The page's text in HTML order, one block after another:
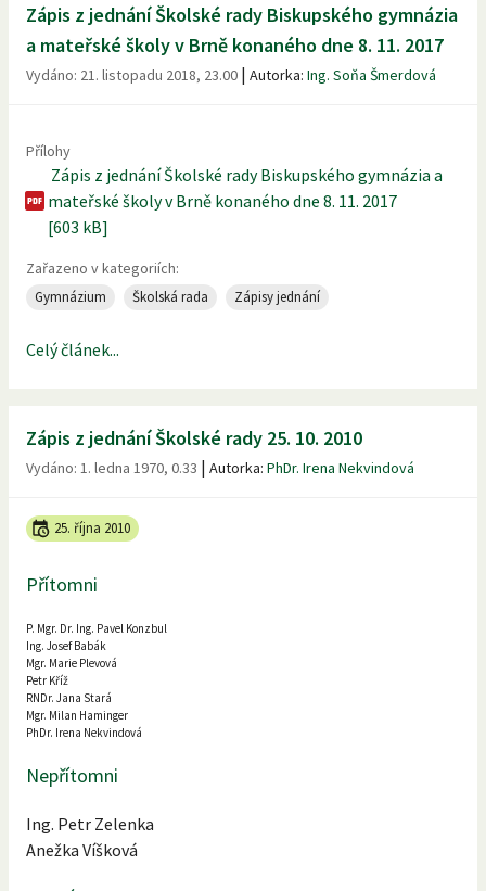
Zápis z jednání Školské rady Biskupského gymnázia
a mateřské školy v Brně konaného dne 8. 11. 2017
Vydáno: 21. listopadu 2018, 23.00 | Autorka: Ing. Soňa Šmerdová
Přílohy
Zápis z jednání Školské rady Biskupského gymnázia a
mateřské školy v Brně konaného dne 8. 11. 2017
[603 kB]
Zařazeno v kategoriích:
Gymnázium Školská rada Zápisy jednání
Celý článek...
Zápis z jednání Školské rady 25. 10. 2010
Vydáno: 1. ledna 1970, 0.33 | Autorka: PhDr. Irena Nekvindová
25. října 2010
Přítomni
P. Mgr. Dr. Ing. Pavel Konzbul
Ing. Josef Babák
Mgr. Marie Plevová
Petr Kříž
RNDr. Jana Stará
Mgr. Milan Haminger
PhDr. Irena Nekvindová
Nepřítomni
Ing. Petr Zelenka
Anežka Víšková